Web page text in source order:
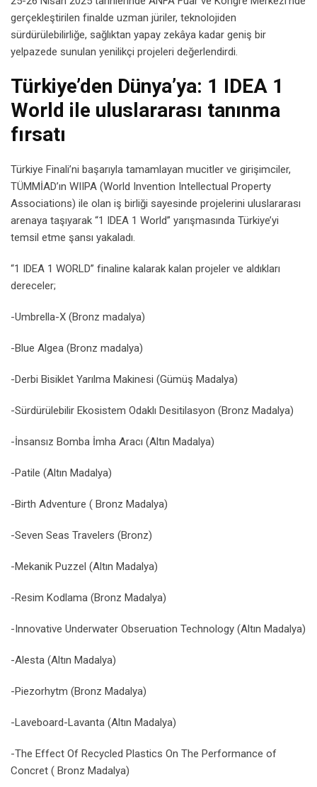
gerçekleştirilen finalde uzman jüriler, teknolojiden
sürdürülebilirliğe, sağlıktan yapay zekâya kadar geniş bir
yelpazede sunulan yenilikçi projeleri değerlendirdi.
Türkiye’den Dünya’ya: 1 IDEA 1
World ile uluslararası tanınma
fırsatı
Türkiye Finali’ni başarıyla tamamlayan mucitler ve girişimciler,
TÜMMİAD’ın WIIPA (World Invention Intellectual Property
Associations) ile olan iş birliği sayesinde projelerini uluslararası
arenaya taşıyarak “1 IDEA 1 World” yarışmasında Türkiye’yi
temsil etme şansı yakaladı.
“1 IDEA 1 WORLD” finaline kalarak kalan projeler ve aldıkları
dereceler;
-Umbrella-X (Bronz madalya)
-Blue Algea (Bronz madalya)
-Derbi Bisiklet Yarılma Makinesi (Gümüş Madalya)
-Sürdürülebilir Ekosistem Odaklı Desitilasyon (Bronz Madalya)
-İnsansız Bomba İmha Aracı (Altın Madalya)
-Patile (Altın Madalya)
-Birth Adventure ( Bronz Madalya)
-Seven Seas Travelers (Bronz)
-Mekanik Puzzel (Altın Madalya)
-Resim Kodlama (Bronz Madalya)
-Innovative Underwater Obseruation Technology (Altın Madalya)
-Alesta (Altın Madalya)
-Piezorhytm (Bronz Madalya)
-Laveboard-Lavanta (Altın Madalya)
-The Effect Of Recycled Plastics On The Performance of
Concret ( Bronz Madalya)